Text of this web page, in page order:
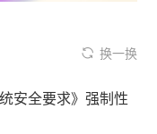
换一换
安全要求》强制性